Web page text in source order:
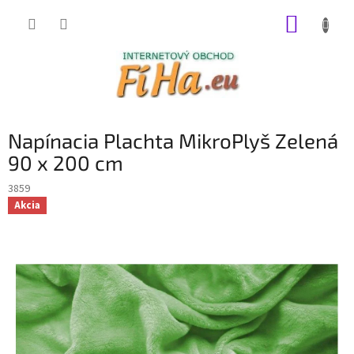
Napínacia Plachta MikroPlyš Zelená
90 x 200 cm
3859
Akcia